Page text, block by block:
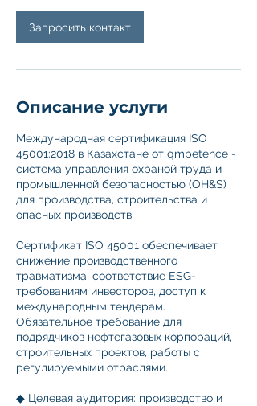
т
Запросить контакт
Описание услуги
Международная сертификация ISO
45001:2018 в Казахстане от qmpetence -
система управления охраной труда и
промышленной безопасностью (OH&S)
для производства, строительства и
опасных производств
Сертификат ISO 45001 обеспечивает
снижение производственного
травматизма, соответствие ESG-
требованиям инвесторов, доступ к
международным тендерам.
Обязательное требование для
подрядчиков нефтегазовых корпораций,
строительных проектов, работы с
регулируемыми отраслями.
◆ Целевая аудитория: производство и